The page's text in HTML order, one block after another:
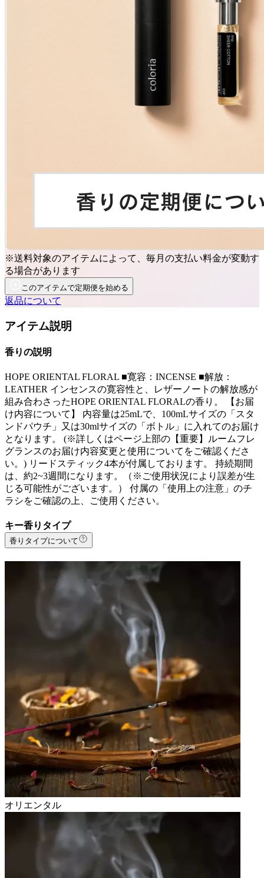
※送料対象のアイテムによって、毎月の支払い料金が変動す
る場合があります
このアイテムで定期便を始める
返品について
アイテム説明
香りの説明
HOPE ORIENTAL FLORAL ■寛容：INCENSE ■解放：
LEATHER インセンスの寛容性と、レザーノートの解放感が
組み合わさったHOPE ORIENTAL FLORALの香り。 【お届
け内容について】 内容量は25mLで、100mLサイズの「スタ
ンドパウチ」又は30mlサイズの「ボトル」に入れてのお届け
となります。 (※詳しくはページ上部の【重要】ルームフレ
グランスのお届け内容変更と使用についてをご確認くださ
い。) リードスティック4本が付属しております。 持続期間
は、約2~3週間になります。（※ご使用状況により誤差が生
じる可能性がございます。） 付属の「使用上の注意」のチ
ラシをご確認の上、ご使用ください。
キー香りタイプ
香りタイプについて
オリエンタル